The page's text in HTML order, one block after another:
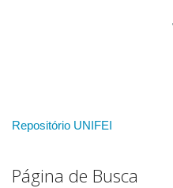
Repositório UNIFEI
Página de Busca